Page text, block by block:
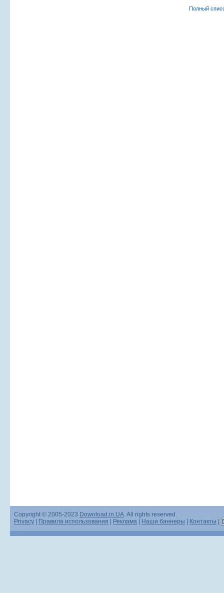
Полный
Copyright © 2005-2023 Download.in.UA. All rights reserved.
Privacy
Правила использования Реклама Наши баннеры Контакты